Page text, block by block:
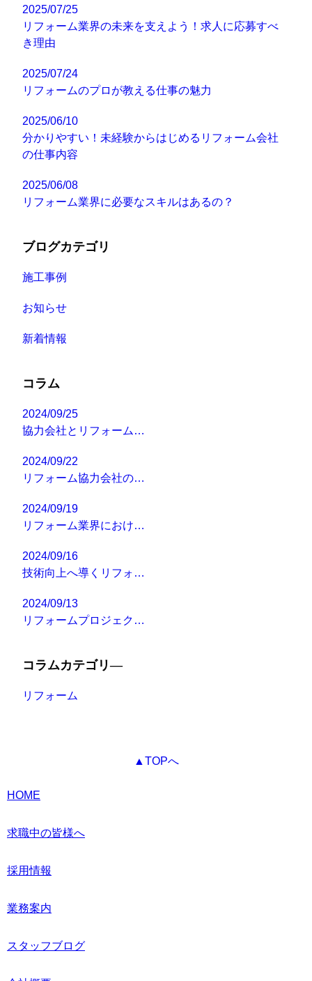
2025/07/25
リフォーム業界の未来を支えよう！求人に応募すべ
き理由
2025/07/24
リフォームのプロが教える仕事の魅力
2025/06/10
分かりやすい！未経験からはじめるリフォーム会社
の仕事内容
2025/06/08
リフォーム業界に必要なスキルはあるの？
ブログカテゴリ
施工事例
お知らせ
新着情報
コラム
2024/09/25
協力会社とリフォーム…
2024/09/22
リフォーム協力会社の…
2024/09/19
リフォーム業界におけ…
2024/09/16
技術向上へ導くリフォ…
2024/09/13
リフォームプロジェク…
コラムカテゴリ―
リフォーム
▲TOPへ
HOME
求職中の皆様へ
採用情報
業務案内
スタッフブログ